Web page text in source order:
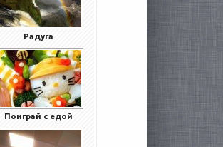
Радуга
Поиграй с едой